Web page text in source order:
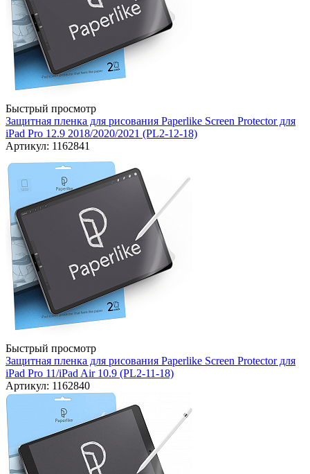
Быстрый просмотр
Защитная пленка для рисования Paperlike Screen Protector для
iPad Pro 12.9 2018/2020/2021 (PL2-12-18)
Артикул: 1162841
Быстрый просмотр
Защитная пленка для рисования Paperlike Screen Protector для
iPad Pro 11/iPad Air 10.9 (PL2-11-18)
Артикул: 1162840